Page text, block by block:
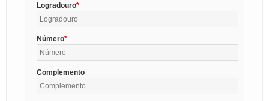
Logradouro
Número
Complemento